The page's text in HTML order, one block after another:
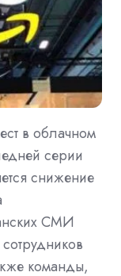
в облачном
серии
снижение
СМИ
команды,